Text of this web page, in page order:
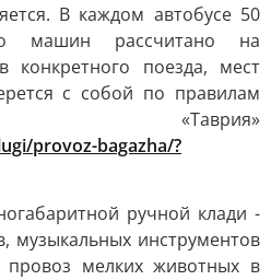
В каждом автобусе 50
машин рассчитано на
конкретного поезда, мест
с собой по правилам
«Таврия»
provoz-bagazha/?
ручной клади -
музыкальных инструментов
мелких животных в